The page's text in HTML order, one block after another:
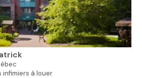
infimiers à louer